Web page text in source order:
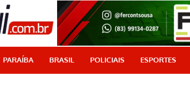
PB Aqui
Jornalismo com credibilidade, é aqui!
PARAÍBA BRASIL POLICIAIS ESPORTES